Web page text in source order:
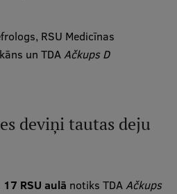
RSU Medicīnas
un TDAAčkups D
deviņi tautas deju
RSU aulā notiks TDAAčkups